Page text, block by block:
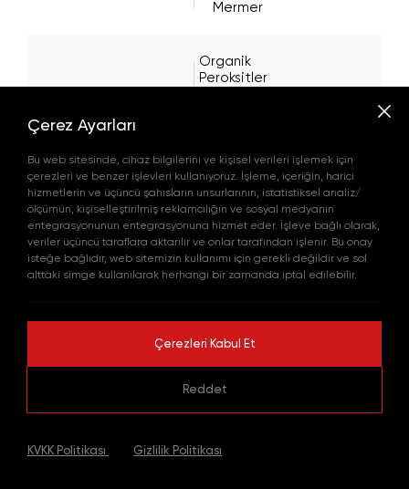
Mermer
PASTE
Organik
Peroksitler
Dübel
DiBenzoyl
AKPEROX BP50
Organik
Peroksitler
Dolgu
Macunları
Ankraj ve
Boyaları
DiBenzoyl
POWDER
Peroksitler
Macunları
Çerez Ayarları
Bu web sitesinde, cihaz bilgilerini ve kişisel verileri işlemek için
çerezleri ve benzer işlevleri kullanıyoruz. İşleme, içeriğin, harici
hizmetlerin ve üçüncü şahısların unsurlarının, istatistiksel analiz/
ölçümün, kişiselleştirilmiş reklamcılığın ve sosyal medyanın
entegrasyonunun entegrasyonuna hizmet eder. İşleve bağlı olarak,
veriler üçüncü taraflara aktarılır ve onlar tarafından işlenir. Bu onay
isteğe bağlıdır, web sitemizin kullanımı için gerekli değildir ve sol
alttaki simge kullanılarak herhangi bir zamanda iptal edilebilir.
Çerezleri Kabul Et
Reddet
KVKK Politikası Gizlilik Politikası